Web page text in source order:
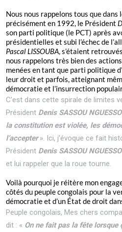
Nous nous rappelons tous que dans
précisément en 1992, le Président
son parti politique (le PCT) après
présidentielles et subi l’échec de
Pascal LISSOUBA, s’étaient
nous rappelons très bien des
menées en tant que parti politique
leur droit et parfois, atteignant
démocratie et l’insurrection
C’est dans cette spirale de limites
Président Denis SASSOU NGUESSO
la constitution est violée, les
l’accepter». Ici, j’évoque ce fait
Président Denis SASSOU NGUESSO
et lui rappeler que la roue tourne.
Voilà pourquoi je réitère mon
côtés du peuple congolais pour la
démocratie et d’un État de droit
Peuple congolais, Mes chers
dit : « On ne fait pas la fête lorsque